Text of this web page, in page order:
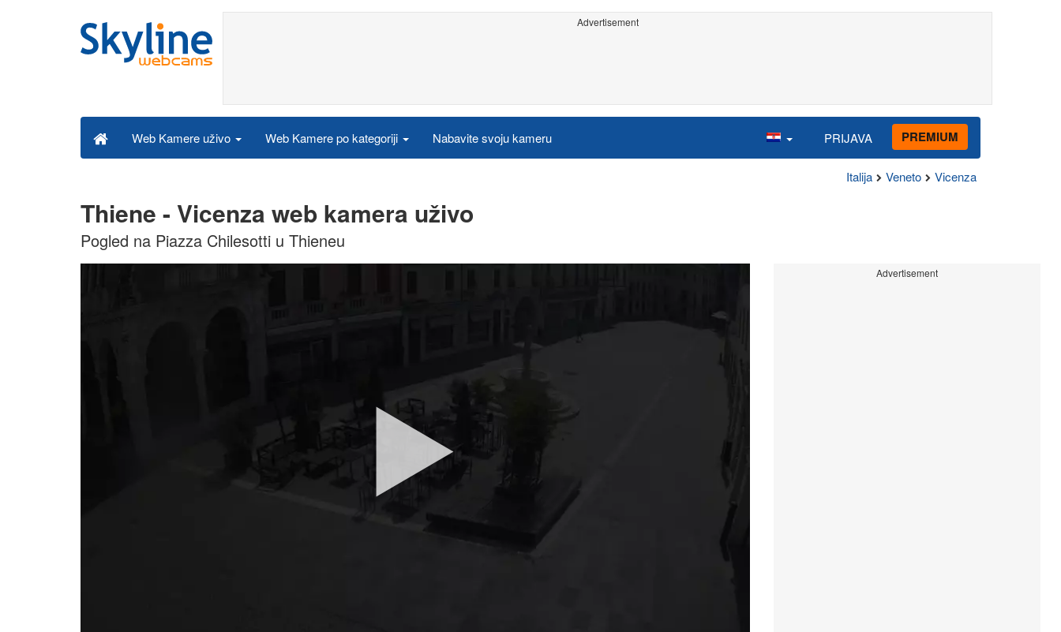
Advertisement
Web Kamere uživo Web Kamere po kategoriji Nabavite svoju kameru PRIJAVA PREMIUM
Italija Veneto Vicenza
Thiene - Vicenza web kamera uživo
Pogled na Piazza Chilesotti u Thieneu
Advertisement